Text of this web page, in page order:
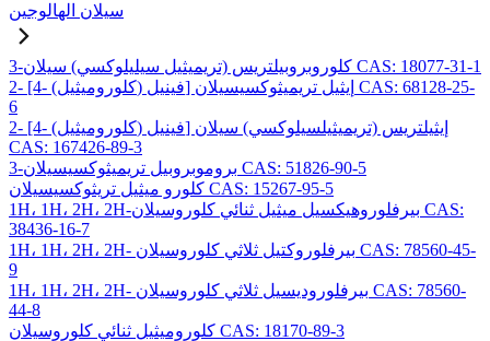
سيلان الهالوجين
3-كلوروبروبيلتريس (تريميثيل سيليلوكسي) سيلان CAS: 18077-31-1
2- [4- (كلوروميثيل) فينيل] إيثيل تريميثوكسيسيلان CAS: 68128-25-
6
2- [4- (كلوروميثيل) فينيل] إيثيلتريس (تريميثيلسيلوكسي) سيلان
CAS: 167426-89-3
3-بروموبروبيل تريميثوكسيسيلان CAS: 51826-90-5
كلورو ميثيل تريثوكسيسيلان CAS: 15267-95-5
1H، 1H، 2H، 2H-بيرفلوروهيكسيل ميثيل ثنائي كلوروسيلان CAS:
38436-16-7
1H، 1H، 2H، 2H- بيرفلوروكتيل ثلاثي كلوروسيلان CAS: 78560-45-
9
1H، 1H، 2H، 2H- بيرفلوروديسيل ثلاثي كلوروسيلان CAS: 78560-
44-8
كلوروميثيل ثنائي كلوروسيلان CAS: 18170-89-3